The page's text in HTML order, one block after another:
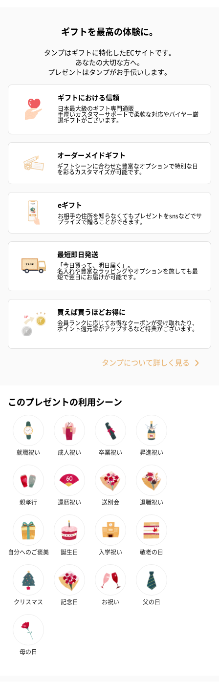
ギフトを最高の体験に。
タンプはギフトに特化したECサイトです。
あなたの大切な方へ。
プレゼントはタンプがお手伝いします。
ギフトにおける信頼
日本最大級のギフト専門通販
手厚いカスタマーサポートで柔軟な対応やバイヤー厳
選ギフトがございます。
オーダーメイドギフト
ギフトシーンに合わせた豊富なオプションで特別な日
を彩るカスタマイズが可能です。
eギフト
お相手の住所を知らなくてもプレゼントをsnsなどでサ
プライズで贈ることができます。
最短即日発送
「今日買って、明日届く」。
名入れや豊富なラッピングやオプションを施しても最
短で翌日にお届けが可能です。
買えば買うほどお得に
会員ランクに応じてお得なクーポンが受け取れたり、
ポイント還元率がアップするなど特典がございます。
タンプについて詳しく見る
このプレゼントの利用シーン
就職祝い 成人祝い 卒業祝い 昇進祝い
親孝行 還暦祝い 送別会 退職祝い
自分へのご褒美 誕生日 入学祝い 敬老の日
クリスマス 記念日 お祝い 父の日
母の日